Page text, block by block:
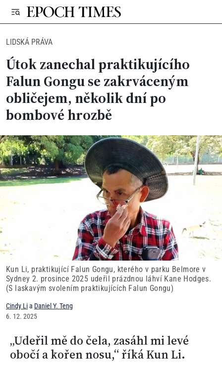
LIDSKÁ PRÁVA
Útok zanechal praktikujícího
Falun Gongu se zakrváceným
obličejem, několik dní po
bombové hrozbě
Kun Li, praktikující Falun Gongu, kterého v parku Belmore v
Sydney 2. prosince 2025 udeřil prázdnou láhví Kane Hodges.
(S laskavým svolením praktikujících Falun Gongu)
Cindy Lia Daniel Y. Teng
6. 12. 2025
„Udeřil mě do čela, zasáhl mi levé
obočí a kořen nosu,“ říká Kun Li.